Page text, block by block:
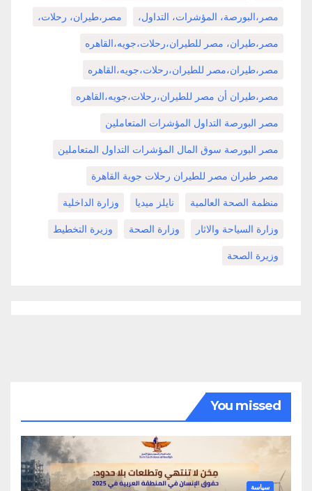
مصر،البورصة، المؤشرات، التداول، مصر،طيران، رحلات،
مصر،طيران، مصر للطيران،رحلات،جويه،القاهره
مصر،طيران،مصر للطيران،رحلات،جويه،القاهره
مصر،طيران أن مصر للطيران،رحلات،جويه،القاهره
مصر البورصة التداول المؤشرات المتعاملين
مصر البورصة سوق المال المؤشرات التداول المتعاملين
مصر طيران مصر للطيران رحلات جوية القاهرة
منظمة الصحة العالمية نايلز ميديا وزارة الداخلية
وزارة السياحة والاثار وزارة الصحة وزيرة التخطيط
وزيرة الصحة
You missed
سياسة